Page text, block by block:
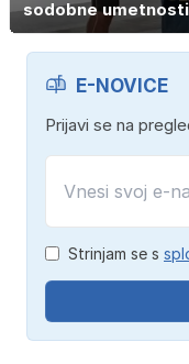
sodobne
E-NOVICE
Prijavi se na
Strinjam se s